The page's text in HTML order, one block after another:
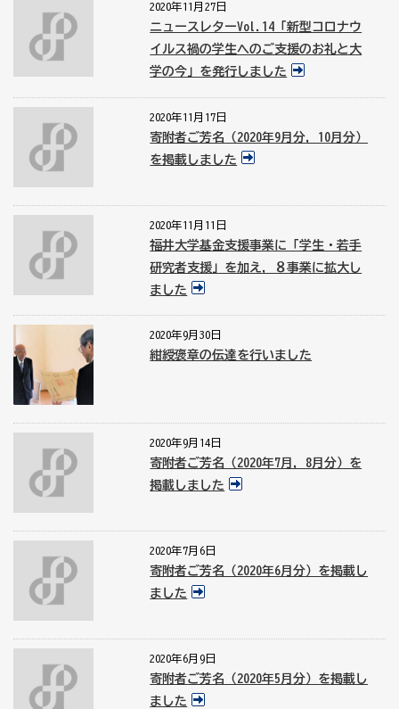
2020年11月27日
ニュースレターVol.14「新型コロナウ
イルス禍の学生へのご支援のお礼と大
学の今」を発行しました
2020年11月17日
寄附者ご芳名（2020年9月分，10月分）
を掲載しました
2020年11月11日
福井大学基金支援事業に「学生・若手
研究者支援」を加え，８事業に拡大し
ました
2020年9月30日
紺綬褒章の伝達を行いました
2020年9月14日
寄附者ご芳名（2020年7月，8月分）を
掲載しました
2020年7月6日
寄附者ご芳名（2020年6月分）を掲載し
ました
2020年6月9日
寄附者ご芳名（2020年5月分）を掲載し
ました